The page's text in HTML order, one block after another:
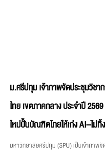
ม.ศรีปทุม เจ้าภาพจัดประชุมวิ
ไทย เขตภาคกลาง ประจำปี
ใหม่ปั้นบัณฑิตไทยให้เก่ง AI–ไม่
มหาวิทยาลัยศรีปทุม (SPU) เป็นเจ้าภา